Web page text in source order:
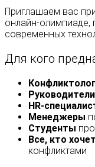
Приглашаем вас
онлайн-
современных
Для кого
Руководители
HR-
Менеджеры
Студенты
Все, кто хочет
конфликтами